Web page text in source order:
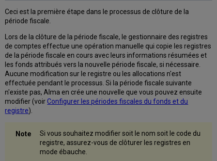
Ceci est la première étape dans le processus de clôture de la
période fiscale.
Lors de la clôture de la période fiscale, le gestionnaire des registres
de comptes effectue une opération manuelle qui copie les registres
de la période fiscale en cours avec leurs informations résumées et
les fonds attribués vers la nouvelle période fiscale, si nécessaire.
Aucune modification sur le registre ou les allocations n'est
effectuée pendant le processus. Si la période fiscale suivante
n'existe pas, Alma en crée une nouvelle que vous pouvez ensuite
modifier (voirConfigurer les périodes fiscales du fonds et du
registre).
Si vous souhaitez modifier soit le nom soit le code du
registre, assurez-vous de clôturer les registres en
mode ébauche.